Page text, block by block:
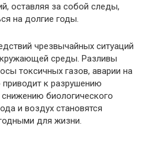
оставляя за собой следы,
на долгие годы.
чрезвычайных ситуаций
среды. Разливы
токсичных газов, аварии на
к разрушению
биологического
и воздух становятся
для жизни.